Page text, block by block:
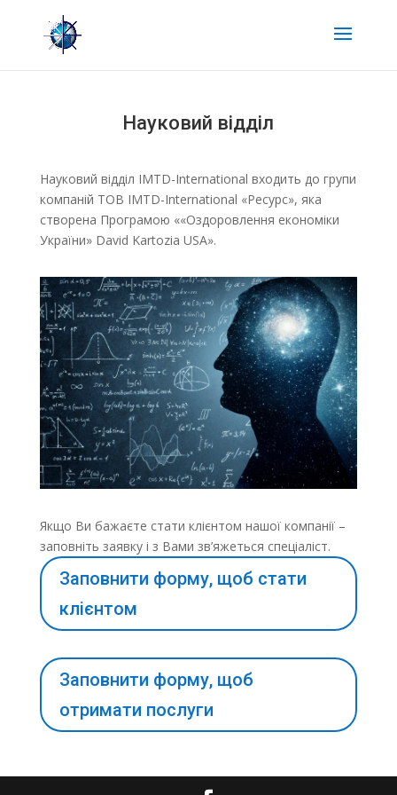
Науковий відділ
Науковий відділ IMTD-International входить до групи
компаній ТОВ IMTD-International «Ресурс», яка
створена Програмою ««Oздоровлення економіки
України» David Kartozia USA».
Якщо Ви бажаєте стати клієнтом нашої компанії –
заповніть заявку і з Вами зв’яжеться спеціаліст.
Заповнити форму, щоб стати
клієнтом
Заповнити форму, щоб
отримати послуги